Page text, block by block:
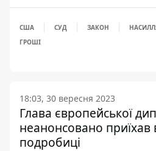
США СУД ЗАКОН
ГРОШІ
18:03, 30 вересня 2023
Глава європейської
неанонсовано приїхав
подробиці